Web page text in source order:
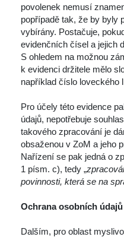
povolenek nemusí
popřípadě tak, že by byly
vybírány. Postačuje,
evidenčních čísel a jejich
S ohledem na možnou
k evidenci držitele mělo
například číslo loveckého
Pro účely této evidence
údajů, nepotřebuje
takového zpracování je
obsaženou v ZoM a jeho
Nařízení se pak jedná o
1 písm. c), tedy „
povinnosti, která se na
Ochrana osobních
Dalším, pro oblast